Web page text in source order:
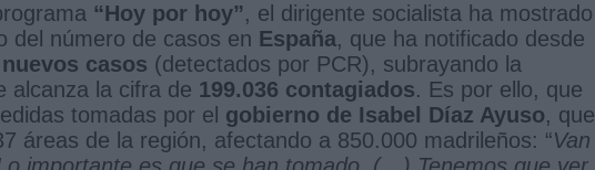
“Hoy por hoy”, el dirigente socialista ha mostrado
del número de casos en España, que ha notificado desde
nuevos casos (detectados por PCR), subrayando la
alcanza la cifra de 199.036 contagiados. Es por ello, que
tomadas por el gobierno de Isabel Díaz Ayuso, que
áreas de la región, afectando a 850.000 madrileños: “Van
importante es que se han tomado. (…) Tenemos que ver